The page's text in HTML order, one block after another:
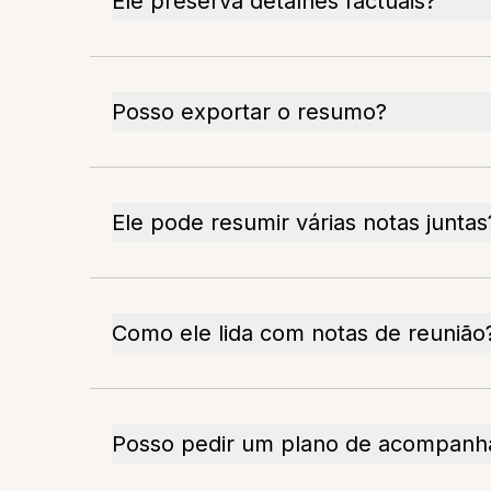
Posso exportar o resumo?
Ele pode resumir várias notas
Como ele lida com notas de
Posso pedir um plano de